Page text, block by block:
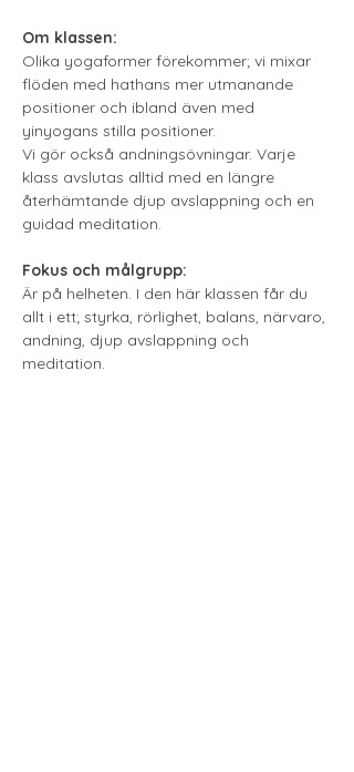
Om klassen:
Olika yogaformer förekommer; vi mixar
flöden med hathans mer utmanande
positioner och ibland även med
yinyogans stilla positioner.
Vi gör också andningsövningar. Varje
klass avslutas alltid med en längre
återhämtande djup avslappning och en
guidad meditation.
Fokus och målgrupp:
Är på helheten. I den här klassen får du
allt i ett; styrka, rörlighet, balans, närvaro,
andning, djup avslappning och
meditation.